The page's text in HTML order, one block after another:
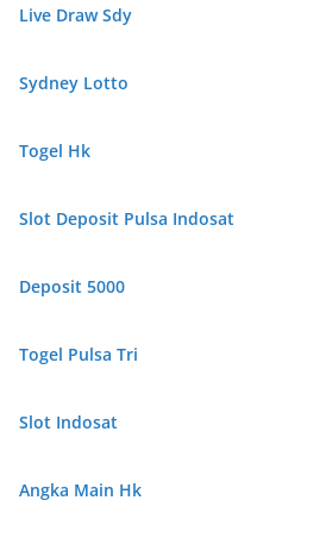
Live Draw Sdy
Sydney Lotto
Togel Hk
Slot Deposit Pulsa Indosat
Deposit 5000
Togel Pulsa Tri
Slot Indosat
Angka Main Hk